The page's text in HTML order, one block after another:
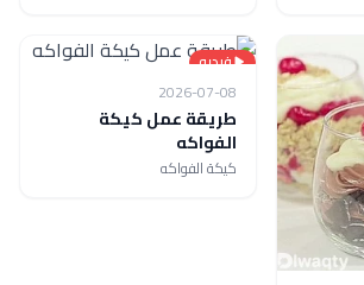
فيديو
2026-07-08
طريقة عمل كيكة
الفواكه
كيكة الفواكه